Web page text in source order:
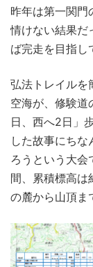
昨年は第一関門
情けない結果だ
ば完走を目指し
弘法トレイルを
空海が、修験道
日、西へ2日」
した故事にち
ろうという大会
間、累積標高は
の麓から山頂ま